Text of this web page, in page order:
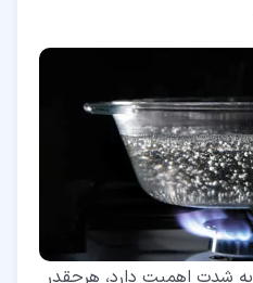
به شدت اهمیت دارد، هرچقدر